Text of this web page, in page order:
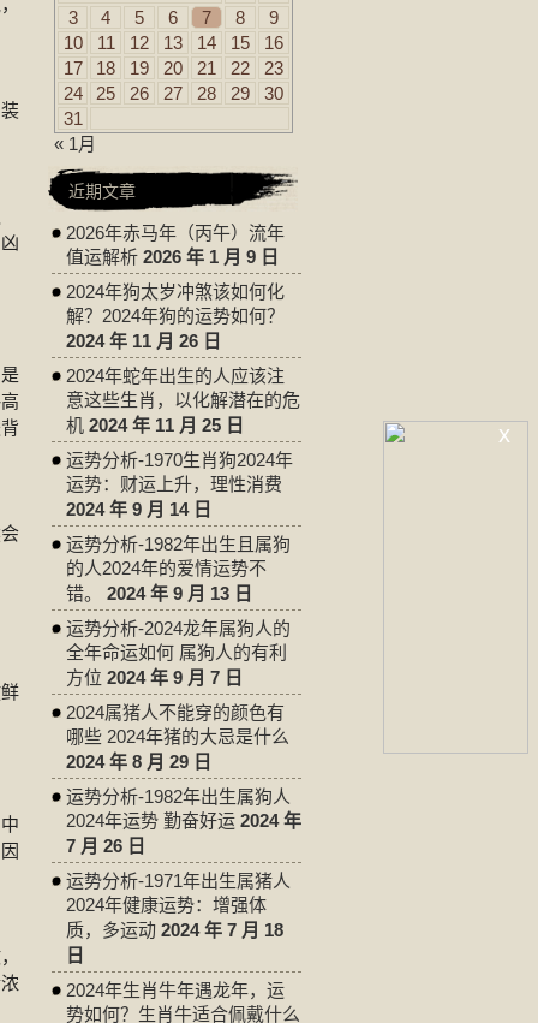
3
4 5 6 7 8
9
10
11 12 13 14 15
16
17
18 19 20 21 22
23
24
25 26 27 28 29
30
31
« 1月
近期文章
2026年赤马年（丙午）流年
值运解析 2026 年 1 月 9 日
2024年狗太岁冲煞该如何化
解？2024年狗的运势如何？
2024 年 11 月 26 日
2024年蛇年出生的人应该注
意这些生肖，以化解潜在的危
机 2024 年 11 月 25 日
运势分析-1970生肖狗2024年
运势：财运上升，理性消费
2024 年 9 月 14 日
运势分析-1982年出生且属狗
的人2024年的爱情运势不
错。
2024 年 9 月 13 日
运势分析-2024龙年属狗人的
全年命运如何 属狗人的有利
方位 2024 年 9 月 7 日
2024属猪人不能穿的颜色有
哪些 2024年猪的大忌是什么
2024 年 8 月 29 日
运势分析-1982年出生属狗人
2024年运势 勤奋好运 2024 年
7 月 26 日
运势分析-1971年出生属猪人
2024年健康运势：增强体
质，多运动 2024 年 7 月 18
日
2024年生肖牛年遇龙年，运
势如何？生肖牛适合佩戴什么
x